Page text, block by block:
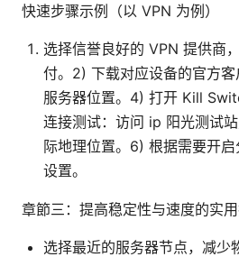
快速步骤示例（以 VPN 为例）
选择信誉良好的 VPN 提供商
付。2) 下载对应设备的官方
服务器位置。4) 打开 Kill
连接测试：访问 ip 阳光测试
际地理位置。6) 根据需要开
设置。
章節三：提高稳定性与速度的实
选择最近的服务器节点，减少